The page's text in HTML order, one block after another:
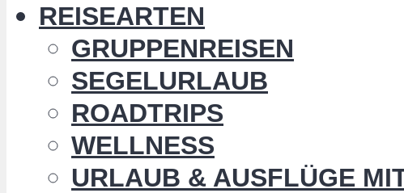
REISEARTEN
GRUPPENREISEN
SEGELURLAUB
ROADTRIPS
WELLNESS
URLAUB & AUSFLÜGE